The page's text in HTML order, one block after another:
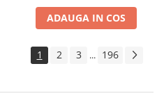
ADAUGA IN COS
1 2 3 ... 196